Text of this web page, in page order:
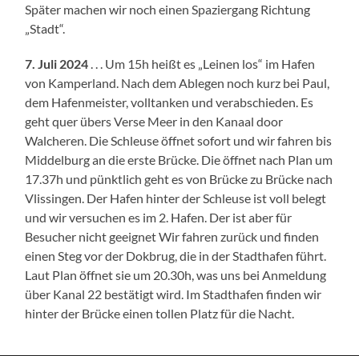
Später machen wir noch einen Spaziergang Richtung
„Stadt“.
7. Juli 2024 . . . Um 15h heißt es „Leinen los“ im Hafen
von Kamperland. Nach dem Ablegen noch kurz bei Paul,
dem Hafenmeister, volltanken und verabschieden. Es
geht quer übers Verse Meer in den Kanaal door
Walcheren. Die Schleuse öffnet sofort und wir fahren bis
Middelburg an die erste Brücke. Die öffnet nach Plan um
17.37h und pünktlich geht es von Brücke zu Brücke nach
Vlissingen. Der Hafen hinter der Schleuse ist voll belegt
und wir versuchen es im 2. Hafen. Der ist aber für
Besucher nicht geeignet Wir fahren zurück und finden
einen Steg vor der Dokbrug, die in der Stadthafen führt.
Laut Plan öffnet sie um 20.30h, was uns bei Anmeldung
über Kanal 22 bestätigt wird. Im Stadthafen finden wir
hinter der Brücke einen tollen Platz für die Nacht.